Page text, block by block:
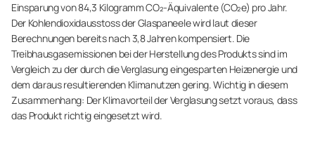
Einsparung von 84,3 Kilogramm CO₂-Äquivalente (CO₂e) pro Jahr.
Der Kohlendioxidausstoss der Glaspaneele wird laut dieser
Berechnungen bereits nach 3,8 Jahren kompensiert. Die
Treibhausgasemissionen bei der Herstellung des Produkts sind im
Vergleich zu der durch die Verglasung eingesparten Heizenergie und
dem daraus resultierenden Klimanutzen gering. Wichtig in diesem
Zusammenhang: Der Klimavorteil der Verglasung setzt voraus, dass
das Produkt richtig eingesetzt wird.